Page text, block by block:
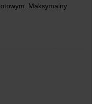
Maksymalny